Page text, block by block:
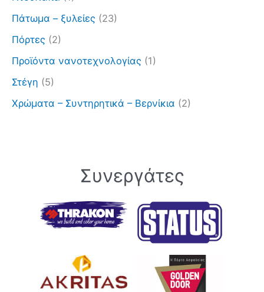
Πάτωμα – ξυλείες (23)
Πόρτες (2)
Προϊόντα νανοτεχνολογίας (1)
Στέγη (5)
Χρώματα – Συντηρητικά – Βερνίκια (2)
Συνεργάτες